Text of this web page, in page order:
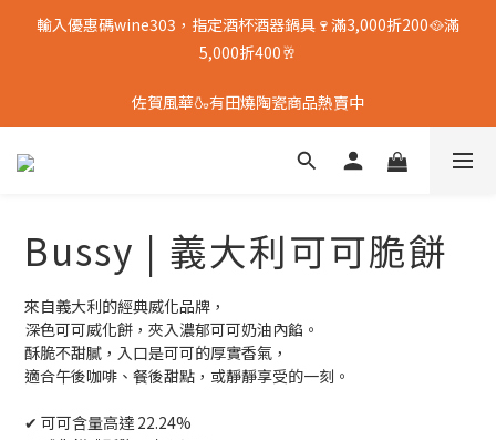
輸入優惠碼wine303，指定酒杯酒器鍋具🍷滿3,000折200🥘滿
5,000折400🥂
佐賀風華🍶有田燒陶瓷商品熱賣中
Bussy | 義大利可可脆餅
來自義大利的經典威化品牌，
深色可可威化餅，夾入濃郁可可奶油內餡。
酥脆不甜膩，入口是可可的厚實香氣，
適合午後咖啡、餐後甜點，或靜靜享受的一刻。
✔ 可可含量高達 22.24%